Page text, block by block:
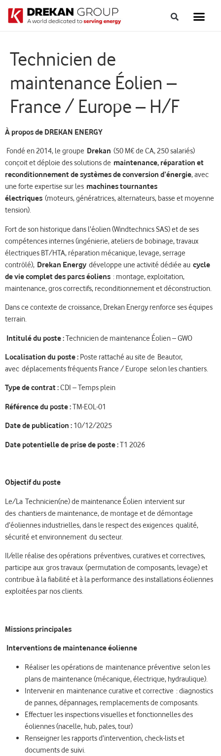
Technicien de
maintenance Éolien –
France / Europe – H/F
À propos de DREKAN ENERGY
Fondé en 2014, le groupe Drekan (50 M€ de CA, 250 salariés)
conçoit et déploie des solutions de maintenance, réparation et
reconditionnement de systèmes de conversion d’énergie, avec
une forte expertise sur les machines tournantes
électriques (moteurs, génératrices, alternateurs, basse et moyenne
tension).
Fort de son historique dans l’éolien (Windtechnics SAS) et de ses
compétences internes (ingénierie, ateliers de bobinage, travaux
électriques BT/HTA, réparation mécanique, levage, serrage
contrôlé), Drekan Energy développe une activité dédiée au cycle
de vie complet des parcs éoliens : montage, exploitation,
maintenance, gros correctifs, reconditionnement et déconstruction.
Dans ce contexte de croissance, Drekan Energy renforce ses équipes
terrain.
Intitulé du poste :Technicien de maintenance Éolien – GWO
Localisation du poste : Poste rattaché au site de Beautor,
avec déplacements fréquents France / Europe selon les chantiers.
Type de contrat :CDI – Temps plein
Référence du poste :TM-EOL-01
Date de publication : 10/12/2025
Date potentielle de prise de poste :T1 2026
Objectif du poste
Le/La Technicien(ne) de maintenance Éolien intervient sur
des chantiers de maintenance, de montage et de démontage
d’éoliennes industrielles, dans le respect des exigences qualité,
sécurité et environnement du secteur.
Il/elle réalise des opérations préventives, curatives et correctives,
participe aux gros travaux (permutation de composants, levage) et
contribue à la fiabilité et à la performance des installations éoliennes
exploitées par nos clients.
Missions principales
Interventions de maintenance éolienne
Réaliser les opérations de maintenance préventive selon les
plans de maintenance (mécanique, électrique, hydraulique).
Intervenir en maintenance curative et corrective : diagnostics
de pannes, dépannages, remplacements de composants.
Effectuer les inspections visuelles et fonctionnelles des
éoliennes (nacelle, hub, pales, tour)
Renseigner les rapports d’intervention, check-lists et
documents de suivi.